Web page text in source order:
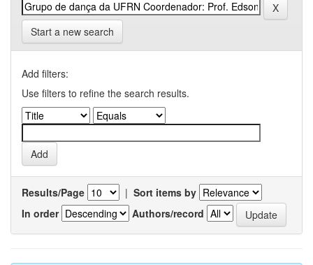
Start a new search
Add filters:
Use filters to refine the search results.
Results/Page | Sort items by
In order
Authors/record